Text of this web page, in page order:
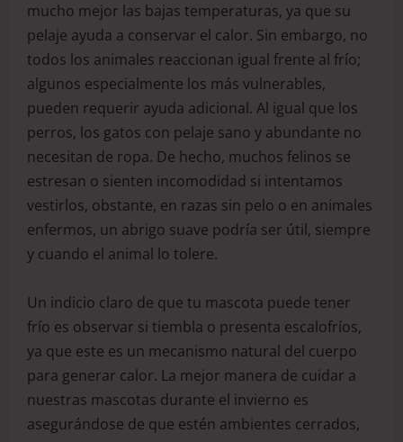
mucho mejor las bajas temperaturas, ya que su
pelaje ayuda a conservar el calor. Sin embargo, no
todos los animales reaccionan igual frente al frío;
algunos especialmente los más vulnerables,
pueden requerir ayuda adicional. Al igual que los
perros, los gatos con pelaje sano y abundante no
necesitan de ropa. De hecho, muchos felinos se
estresan o sienten incomodidad si intentamos
vestirlos, obstante, en razas sin pelo o en animales
enfermos, un abrigo suave podría ser útil, siempre
y cuando el animal lo tolere.
Un indicio claro de que tu mascota puede tener
frío es observar si tiembla o presenta escalofríos,
ya que este es un mecanismo natural del cuerpo
para generar calor. La mejor manera de cuidar a
nuestras mascotas durante el invierno es
asegurándose de que estén ambientes cerrados,